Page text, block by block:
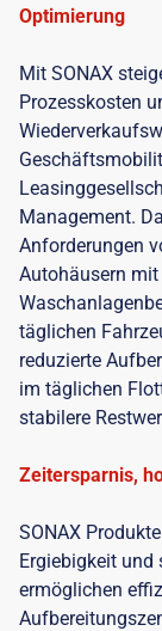
Optimierung
Mit SONAX
Prozesskosten
Management.
Anforderungen
Autohäusern
täglichen
reduzierte
im täglichen
stabilere
Zeitersparnis,
SONAX
Ergiebigkeit und
ermöglichen